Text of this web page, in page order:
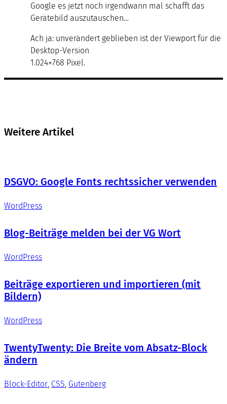
Google es jetzt noch irgendwann mal schafft das
Gerätebild auszutauschen…
Ach ja: unverändert geblieben ist der Viewport für die
Desktop-Version
1.024×768 Pixel.
Weitere Artikel
DSGVO: Google Fonts rechtssicher verwenden
WordPress
Blog-Beiträge melden bei der VG Wort
WordPress
Beiträge exportieren und importieren (mit
Bildern)
WordPress
TwentyTwenty: Die Breite vom Absatz-Block
ändern
Block-Editor, CSS, Gutenberg